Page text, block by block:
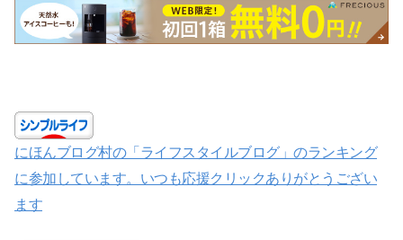
にほんブログ村の「ライフスタイルブログ」のランキング
に参加しています。いつも応援クリックありがとうござい
ます